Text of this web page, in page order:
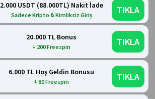
2.000 USDT (88.000TL) Nakit İade
Sadece Kripto & Kimliksiz Giriş TIKLA
20.000 TL Bonus
+ 200 Freespin TIKLA
6.000 TL Hoş Geldin Bonusu
+ 80 Freespin TIKLA